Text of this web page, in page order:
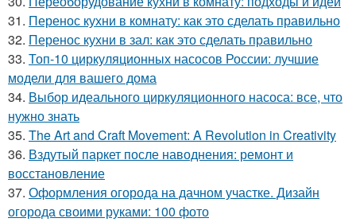
31. Перенос кухни в комнату: как это сделать правильно
32. Перенос кухни в зал: как это сделать правильно
33. Топ-10 циркуляционных насосов России: лучшие
модели для вашего дома
34. Выбор идеального циркуляционного насоса: все, что
нужно знать
35. The Art and Craft Movement: A Revolution in Creativity
36. Вздутый паркет после наводнения: ремонт и
восстановление
37. Оформления огорода на дачном участке. Дизайн
огорода своими руками: 100 фото